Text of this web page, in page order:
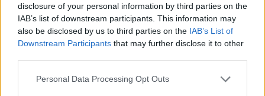
disclosure of your personal information by third parties on the
IAB’s list of downstream participants. This information may
also be disclosed by us to third parties on the IAB’s List of
Downstream Participants that may further disclose it to other
Personal Data Processing Opt Outs